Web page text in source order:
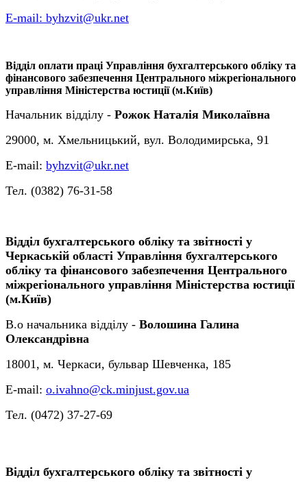
Е-mail: byhzvit@ukr.net
Відділ оплати праці Управління бухгалтерського обліку та
фінансового забезпечення Центрального міжрегіонального
управління Міністерства юстиції (м.Київ)
Начальник відділу - Рожок Наталія Миколаївна
29000, м. Хмельницький, вул. Володимирська, 91
Е-mail: byhzvit@ukr.net
Тел. (0382) 76-31-58
Відділ бухгалтерського обліку та звітності у
Черкаській області Управління бухгалтерського
обліку та фінансового забезпечення Центрального
міжрегіонального управління Міністерства юстиції
(м.Київ)
В.о начальника відділу - Волошина Галина
Олександрівна
18001, м. Черкаси, бульвар Шевченка, 185
E-mail: o.ivahno@ck.minjust.gov.ua
Тел. (0472) 37-27-69
Відділ бухгалтерського обліку та звітності у